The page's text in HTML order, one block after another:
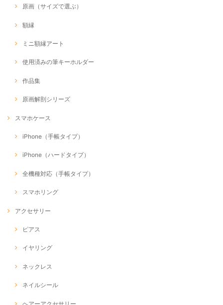
原画（サイズで選ぶ）
額縁
ミニ額縁アート
使用済みの筆キーホルダー
作品集
原画解剖シリーズ
スマホケース
iPhone（手帳タイプ）
iPhone（ハードタイプ）
全機種対応（手帳タイプ）
スマホリング
アクセサリー
ピアス
イヤリング
ネックレス
ネイルシール